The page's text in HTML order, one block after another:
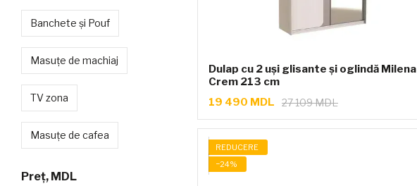
Dulap cu 2 uși glisante și oglindă Milena
Crem 213 cm
27 109 MDL
19 490 MDL
REDUCERE
−24%
Banchete și Pouf
Masuțe de machiaj
TV zona
Masuțe de cafea
Preț, MDL